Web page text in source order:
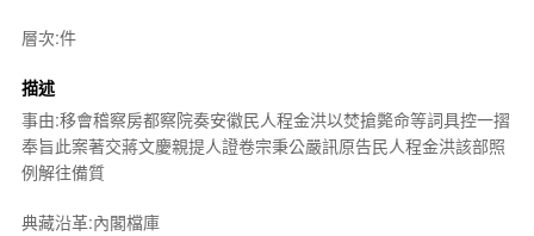
層次:件
描述
事由:移會稽察房都察院奏安徽民人程金洪以焚搶斃命等詞具控一摺
奉旨此案著交蔣文慶親提人證卷宗秉公嚴訊原告民人程金洪該部照
例解往備質
典藏沿革:內閣檔庫